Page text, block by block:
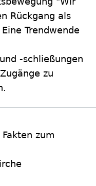
Rückgang als
Trendwende
-schließungen
zu
zum